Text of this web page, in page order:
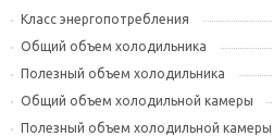
Класс энергопотребления
Общий объем холодильника
Полезный объем холодильника
Общий объем холодильной камеры
Полезный объем холодильной камеры